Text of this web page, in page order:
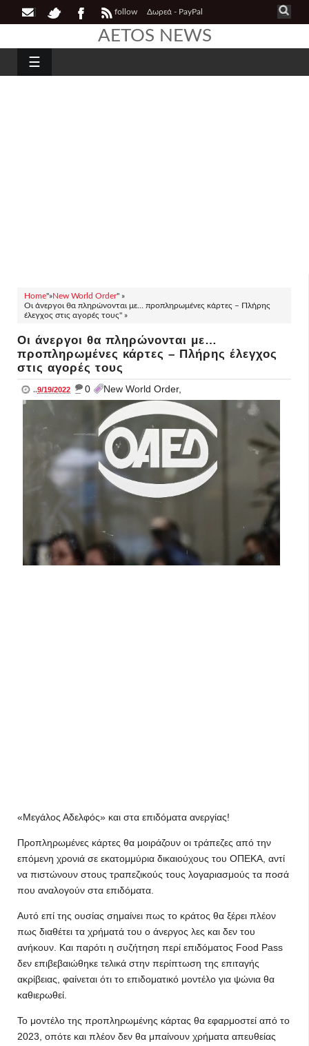
follow Δωρεά - PayPal
AETOS NEWS
☰
Home"»New World Order" »
Οι άνεργοι θα πληρώνονται με… προπληρωμένες κάρτες – Πλήρης
έλεγχος στις αγορές τους" »
Οι άνεργοι θα πληρώνονται με…
προπληρωμένες κάρτες – Πλήρης έλεγχος
στις αγορές τους
..9/19/2022 _ 0 New World Order,
«Μεγάλος Αδελφός» και στα επιδόματα ανεργίας!
Προπληρωμένες κάρτες θα μοιράζουν οι τράπεζες από την
επόμενη χρονιά σε εκατομμύρια δικαιούχους του ΟΠΕΚΑ, αντί
να πιστώνουν στους τραπεζικούς τους λογαριασμούς τα ποσά
που αναλογούν στα επιδόματα.
Αυτό επί της ουσίας σημαίνει πως το κράτος θα ξέρει πλέον
πως διαθέτει τα χρήματά του ο άνεργος λες και δεν του
ανήκουν. Και παρότι η συζήτηση περί επιδόματος Food Pass
δεν επιβεβαιώθηκε τελικά στην περίπτωση της επιταγής
ακρίβειας, φαίνεται ότι το επιδοματικό μοντέλο για ψώνια θα
καθιερωθεί.
Το μοντέλο της προπληρωμένης κάρτας θα εφαρμοστεί από το
2023, οπότε και πλέον δεν θα μπαίνουν χρήματα απευθείας